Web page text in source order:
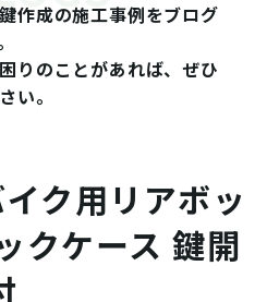
作成の施工事例をブログ
りのことがあれば、ぜひ
い。
ク用リアボッ
クケース 鍵開